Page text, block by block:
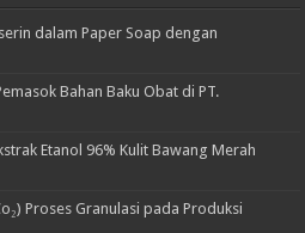
dalam Paper Soap dengan
Bahan Baku Obat di PT.
Etanol 96% Kulit Bawang Merah
Proses Granulasi pada Produksi